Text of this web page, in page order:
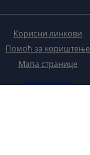
Корисни линкови
Помоћ за кориштење
Мапа странице